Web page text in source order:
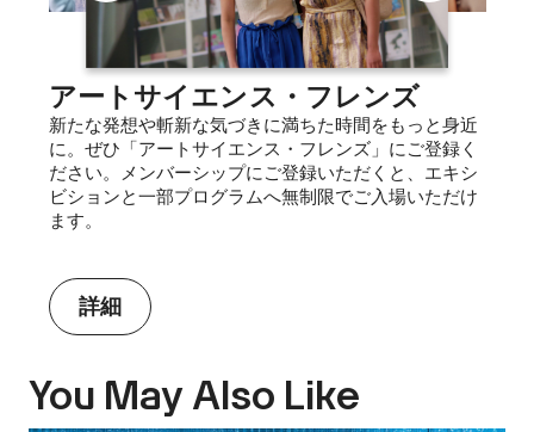
アートサイエンス・フレンズ
新たな発想や斬新な気づきに満ちた時間をもっと身近
に。ぜひ「アートサイエンス・フレンズ」にご登録く
ださい。メンバーシップにご登録いただくと、エキシ
ビションと一部プログラムへ無制限でご入場いただけ
ます。
詳細
You May Also Like